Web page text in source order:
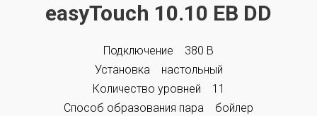
easyTouch 10.10 EB DD
Подключение 380 В
Установка настольный
Количество уровней 11
Способ образования пара бойлер